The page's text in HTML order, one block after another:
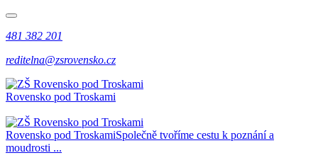
481 382 201
reditelna@zsrovensko.cz
Rovensko pod Troskami
Rovensko pod TroskamiSpolečně tvoříme cestu k poznání a
moudrosti ...